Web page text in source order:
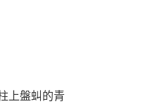
上盤虯的青